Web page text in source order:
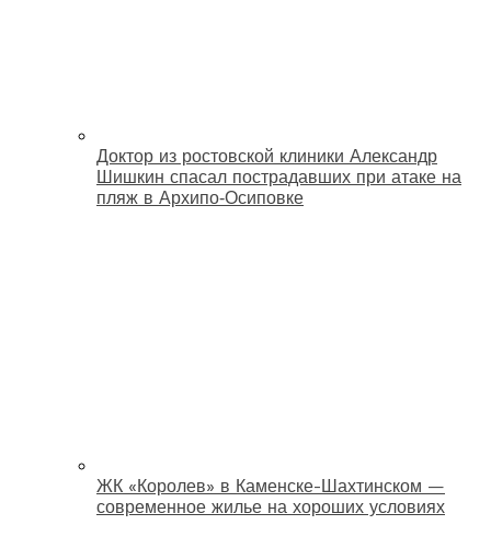
Доктор из ростовской клиники Александр
Шишкин спасал пострадавших при атаке на
пляж в Архипо‑Осиповке
ЖК «Королев» в Каменске-Шахтинском —
современное жилье на хороших условиях